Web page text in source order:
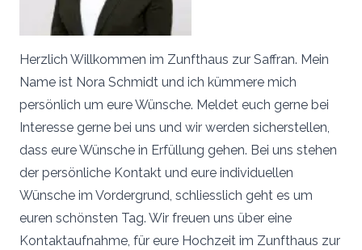
Herzlich Willkommen im Zunfthaus zur Saffran. Mein
Name ist Nora Schmidt und ich kümmere mich
persönlich um eure Wünsche. Meldet euch gerne bei
Interesse gerne bei uns und wir werden sicherstellen,
dass eure Wünsche in Erfüllung gehen. Bei uns stehen
der persönliche Kontakt und eure individuellen
Wünsche im Vordergrund, schliesslich geht es um
euren schönsten Tag. Wir freuen uns über eine
Kontaktaufnahme, für eure Hochzeit im Zunfthaus zur